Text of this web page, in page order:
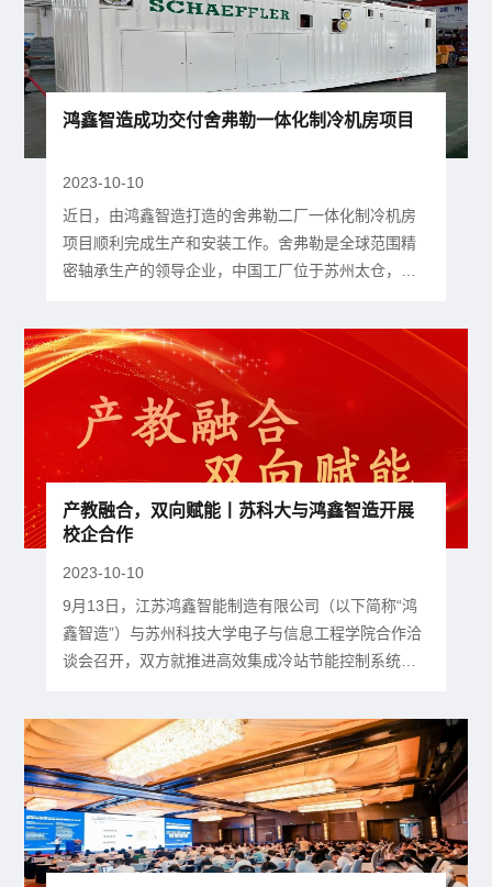
享受美食、聊着工作生活中的趣事，享受着团队带来
的温暖和快乐。...
鸿鑫智造成功交付舍弗勒一体化制冷机房项目
2023-10-10
近日，由鸿鑫智造打造的舍弗勒二厂一体化制冷机房
项目顺利完成生产和安装工作。舍弗勒是全球范围精
密轴承生产的领导企业，中国工厂位于苏州太仓，是
州最大的德企之一。▲舍弗勒工厂 本次舍弗勒一体化
制冷机房项目为工厂配套制冷设备，项目采用箱式集
成冷站形式，外部为10.5*3.3*2.9米集装箱，设置1套
420RT冷水机组，并包含冷冻水泵、冷却水泵、集装
箱内部照...
产教融合，双向赋能丨苏科大与鸿鑫智造开展
校企合作
2023-10-10
9月13日，江苏鸿鑫智能制造有限公司（以下简称“鸿
鑫智造”）与苏州科技大学电子与信息工程学院合作洽
谈会召开，双方就推进高效集成冷站节能控制系统的
学电子与信息工程学院副院长吴宏杰、省重点实验室
副主任傅启明博士、电子与信息工程学院副教授陆悠
出席会议，鸿鑫智造总经理、总工程师孙长凤以及设
计与技术人员一起参与了接待交流。吴宏杰副院长指
出： 随着以强化学习、...